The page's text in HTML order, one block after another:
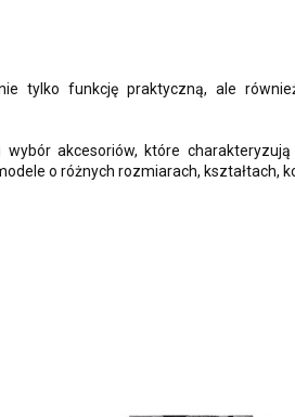
tylko funkcję praktyczną, ale
akcesoriów, które
o różnych rozmiarach, kształtach,